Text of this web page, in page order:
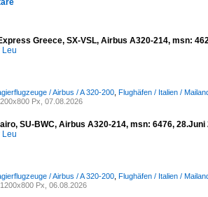
Greece, SX-VSL, Airbus A320-214, msn:
Leu
/ Airbus / A 320-200 Flughäfen / Italien /
Px, 07.08.2026
SU-BWC, Airbus A320-214, msn: 6476, 28.Juni
Leu
/ Airbus / A 320-200 Flughäfen / Italien /
1200x800 Px, 06.08.2026